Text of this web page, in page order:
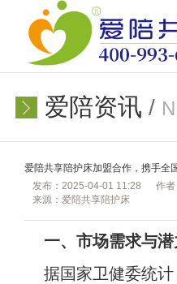
爱陪资讯 /
爱陪共享陪护床加盟合作，携手全
发布：2025-04-01 11:28
作
来源：爱陪共享陪护床
一、市场需求与
据国家卫健委统